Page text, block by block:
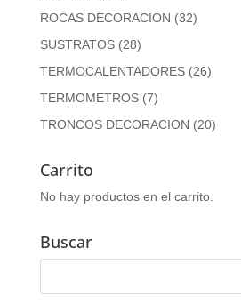
ROCAS DECORACION (32)
SUSTRATOS (28)
TERMOCALENTADORES (26)
TERMOMETROS (7)
TRONCOS DECORACION (20)
Carrito
No hay productos en el carrito.
Buscar